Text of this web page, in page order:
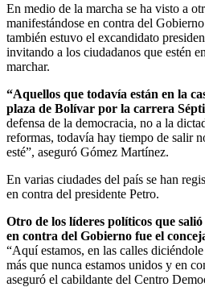
En medio de la marcha se ha visto a
manifestándose en contra del
también estuvo el excandidato
invitando a los ciudadanos que estén
marchar.
“Aquellos que todavía están en la
plaza de Bolívar por la carrera
defensa de la democracia, no a la
reformas, todavía hay tiempo de salir
esté”, aseguró Gómez Martínez.
En varias ciudades del país se han
en contra del presidente Petro.
Otro de los líderes políticos que
en contra del Gobierno fue el
“Aquí estamos, en las calles
más que nunca estamos unidos y en
aseguró el cabildante del Centro